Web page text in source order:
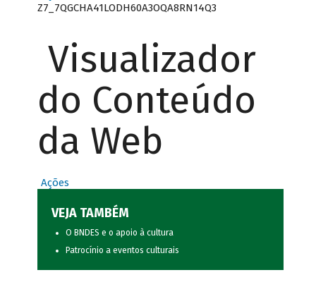
Z7_7QGCHA41LODH60A3OQA8RN14Q3
Visualizador
do Conteúdo
da Web
Ações
VEJA TAMBÉM
O BNDES e o apoio à cultura
Patrocínio a eventos culturais